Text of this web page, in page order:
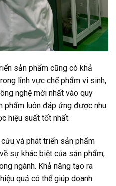
sản phẩm cũng có khả
lĩnh vực chế phẩm vi sinh,
nghệ mới nhất vào quy
phẩm luôn đáp ứng được nhu
hiệu suất tốt nhất.
và phát triển sản phẩm
sự khác biệt của sản phẩm,
ngành. Khả năng tạo ra
quả có thể giúp doanh